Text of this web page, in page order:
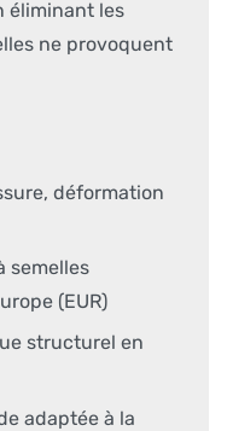
éliminant les
ne provoquent
déformation
semelles
(EUR)
structurel en
adaptée à la